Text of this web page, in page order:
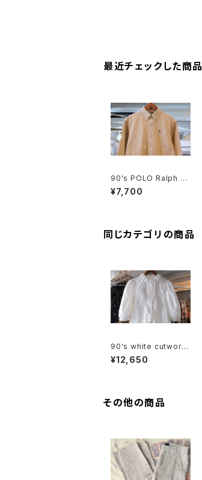
最近チェックした商品
90's POLO Ralph La
uren boys corduroy
Shirt
¥7,700
同じカテゴリの商品
90's white cutwork
lace trimmed cotto
n Blouse
¥12,650
その他の商品